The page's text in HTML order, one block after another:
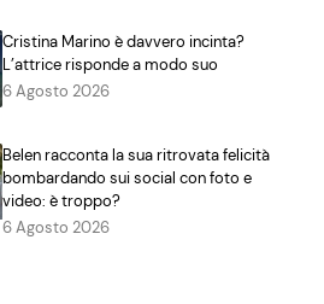
Cristina Marino è davvero incinta?
L’attrice risponde a modo suo
6 Agosto 2026
Belen racconta la sua ritrovata felicità
bombardando sui social con foto e
video: è troppo?
6 Agosto 2026